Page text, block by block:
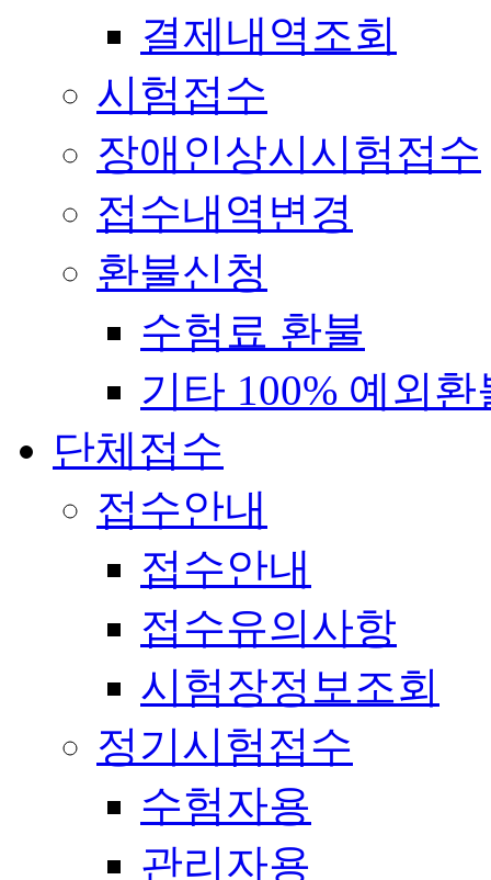
결제내역조회
시험접수
장애인상시시험접수
접수내역변경
환불신청
수험료 환불
기타 100% 예외환
단체접수
접수안내
접수안내
접수유의사항
시험장정보조회
정기시험접수
수험자용
관리자용